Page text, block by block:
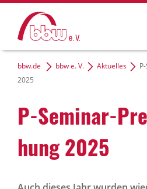
Der bbw e. V.
Themen
Dialog und Netzwerke
Karriere
bbw.de bbw e. V. Aktuelles
2025
P-Seminar-
hung 2025